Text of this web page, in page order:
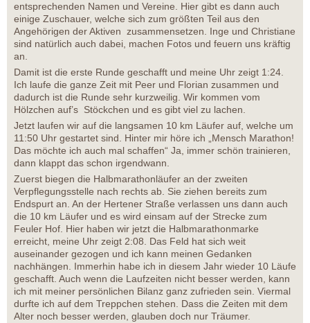
entsprechenden Namen und Vereine. Hier gibt es dann auch
einige Zuschauer, welche sich zum größten Teil aus den
Angehörigen der Aktiven zusammensetzen. Inge und Christiane
sind natürlich auch dabei, machen Fotos und feuern uns kräftig
an.
Damit ist die erste Runde geschafft und meine Uhr zeigt 1:24.
Ich laufe die ganze Zeit mit Peer und Florian zusammen und
dadurch ist die Runde sehr kurzweilig. Wir kommen vom
Hölzchen auf’s Stöckchen und es gibt viel zu lachen.
Jetzt laufen wir auf die langsamen 10 km Läufer auf, welche um
11:50 Uhr gestartet sind. Hinter mir höre ich „Mensch Marathon!
Das möchte ich auch mal schaffen“ Ja, immer schön trainieren,
dann klappt das schon irgendwann.
Zuerst biegen die Halbmarathonläufer an der zweiten
Verpflegungsstelle nach rechts ab. Sie ziehen bereits zum
Endspurt an. An der Hertener Straße verlassen uns dann auch
die 10 km Läufer und es wird einsam auf der Strecke zum
Feuler Hof. Hier haben wir jetzt die Halbmarathonmarke
erreicht, meine Uhr zeigt 2:08. Das Feld hat sich weit
auseinander gezogen und ich kann meinen Gedanken
nachhängen. Immerhin habe ich in diesem Jahr wieder 10 Läufe
geschafft. Auch wenn die Laufzeiten nicht besser werden, kann
ich mit meiner persönlichen Bilanz ganz zufrieden sein. Viermal
durfte ich auf dem Treppchen stehen. Dass die Zeiten mit dem
Alter noch besser werden, glauben doch nur Träumer.